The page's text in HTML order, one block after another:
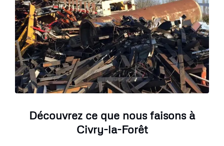
Découvrez ce que nous faisons à
Civry-la-Forêt